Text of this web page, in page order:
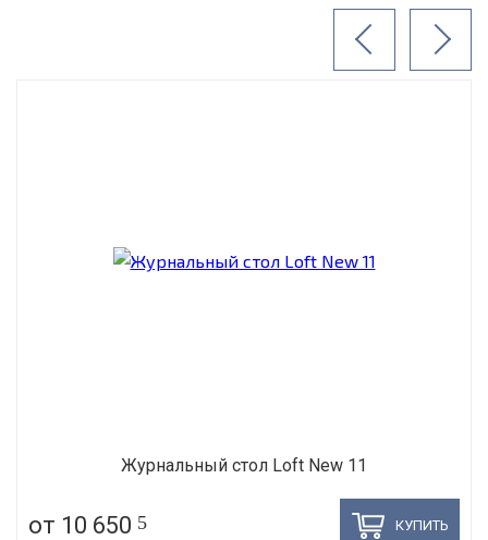
Журнальный стол Loft New 11
от 10 650 5 КУПИТЬ